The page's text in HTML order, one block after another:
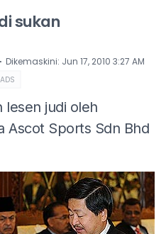
sukan
⋅ Dikemaskini: Jun 17, 2010 3:27 AM
ADS
lesen judi oleh
Ascot Sports Sdn Bhd